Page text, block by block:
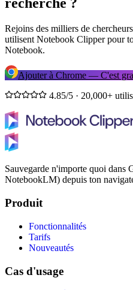
recherche ?
Rejoins des milliers de
utilisent Notebook Clipper pour
Notebook.
Ajouter à Chrome — C'est
4.85/5 · 20,000+
Sauvegarde n'importe quoi dans
NotebookLM) depuis ton
Produit
Fonctionnalités
Tarifs
Nouveautés
Cas d'usage